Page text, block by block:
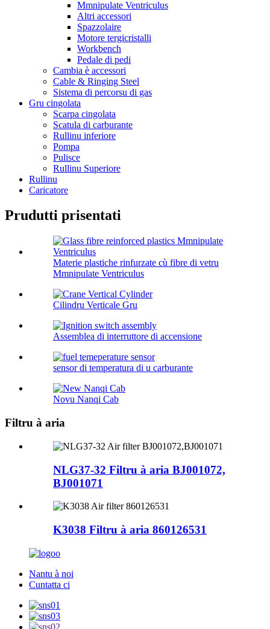
Mmnipulate Ventriculus
Altri accessori
Spazzolaire
Motore tergicristalli
Workbench
Pedale di pedi
Cambia è accessori
Cable & Ringing Steel
Sistema di percorsu di gas
Gru cingolata
Scarpa cingolata
Scatula di carburante
Rullinu inferiore
Pompa
Pulisce
Rullinu Superiore
Rullinu
Caricatore
Prudutti prisentati
Materie plastiche rinfurzate cù fibre di vetru
Mmnipulate Ventriculus
Cilindru Verticale Gru
Assemblea di interruttore di accensione
sensor di temperatura di u carburante
Novu Nanqi Cab
Filtru à aria
NLG37-32 Filtru à aria BJ001072,
BJ001071
K3038 Filtru à aria 860126531
Nantu à noi
Cuntatta ci